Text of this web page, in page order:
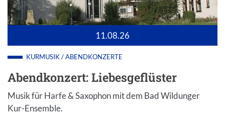
11.08.26
KURMUSIK / ABENDKONZERTE
Abendkonzert: Liebesgeflüster
Musik für Harfe & Saxophon mit dem Bad Wildunger
Kur-Ensemble.